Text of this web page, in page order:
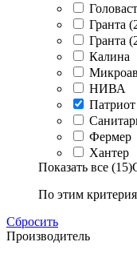
Гранта
Гранта
Калина
НИВА
Патриот
Фермер
Хантер
Показать все (15)
По этим
Сбросить
Производитель